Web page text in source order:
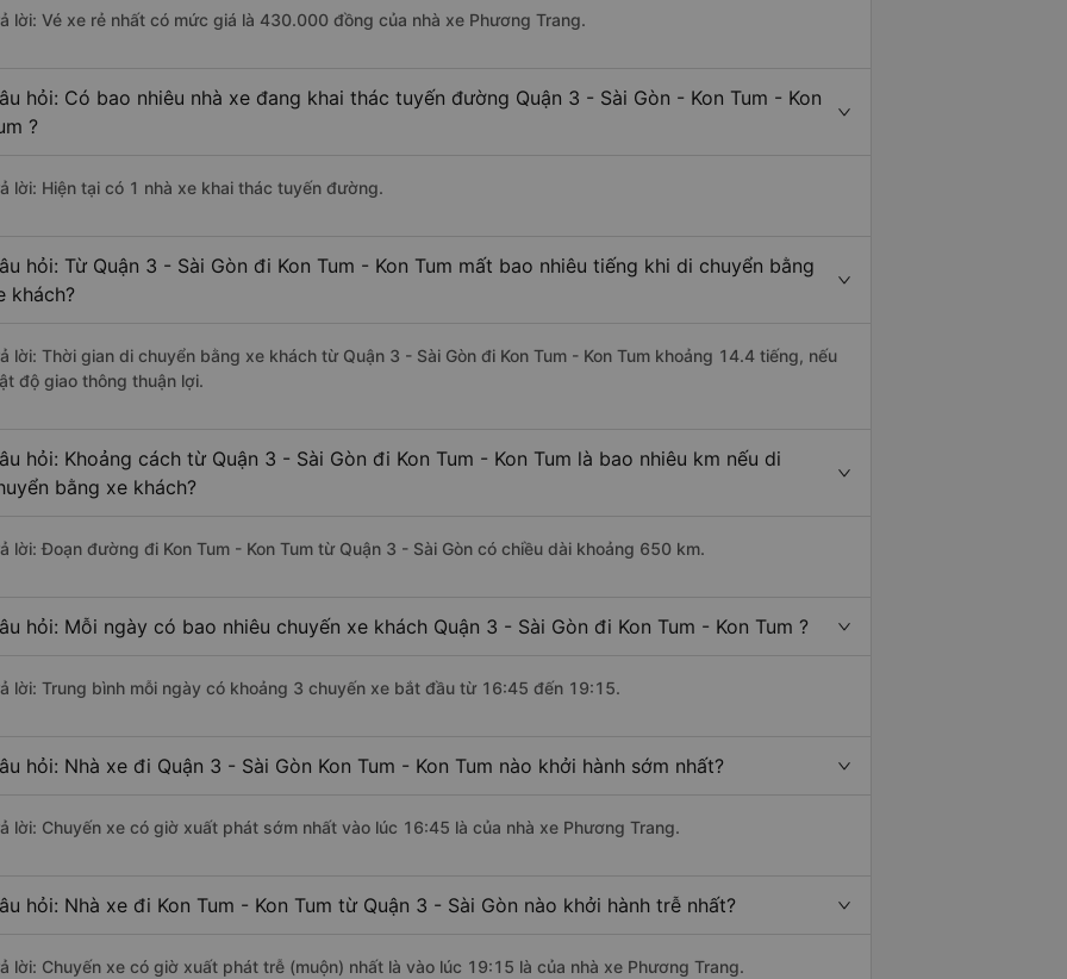
lời: Vé xe rẻ nhất có mức giá là 430.000 đồng của nhà xe Phương Trang.
hỏi: Có bao nhiêu nhà xe đang khai thác tuyến đường Quận 3 - Sài Gòn - Kon Tum - Kon
?
lời: Hiện tại có 1 nhà xe khai thác tuyến đường.
hỏi: Từ Quận 3 - Sài Gòn đi Kon Tum - Kon Tum mất bao nhiêu tiếng khi di chuyển bằng
khách?
lời: Thời gian di chuyển bằng xe khách từ Quận 3 - Sài Gòn đi Kon Tum - Kon Tum khoảng 14.4 tiếng, nếu
độ giao thông thuận lợi.
hỏi: Khoảng cách từ Quận 3 - Sài Gòn đi Kon Tum - Kon Tum là bao nhiêu km nếu di
bằng xe khách?
lời: Đoạn đường đi Kon Tum - Kon Tum từ Quận 3 - Sài Gòn có chiều dài khoảng 650 km.
hỏi: Mỗi ngày có bao nhiêu chuyến xe khách Quận 3 - Sài Gòn đi Kon Tum - Kon Tum ?
lời: Trung bình mỗi ngày có khoảng 3 chuyến xe bắt đầu từ 16:45 đến 19:15.
hỏi: Nhà xe đi Quận 3 - Sài Gòn Kon Tum - Kon Tum nào khởi hành sớm nhất?
lời: Chuyến xe có giờ xuất phát sớm nhất vào lúc 16:45 là của nhà xe Phương Trang.
hỏi: Nhà xe đi Kon Tum - Kon Tum từ Quận 3 - Sài Gòn nào khởi hành trễ nhất?
lời: Chuyến xe có giờ xuất phát trễ (muộn) nhất là vào lúc 19:15 là của nhà xe Phương Trang.